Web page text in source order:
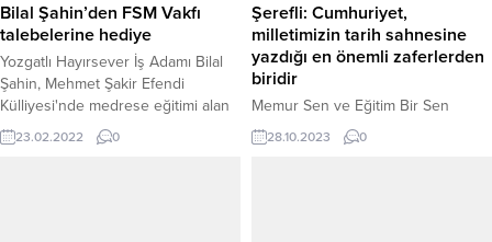
Bilal Şahin’den FSM Vakfı
talebelerine hediye
Yozgatlı Hayırsever İş Adamı Bilal
Şahin, Mehmet Şakir Efendi
Külliyesi'nde medrese eğitimi alan
Fatih Sultan Mehmet Eğitim ve
Yardımlaşma Vakfı öğrencilerine
23.02.2022 0
Şerefli: Cumhuriyet,
milletimizin tarih sahnesine
yazdığı en önemli zaferlerden
biridir
Memur Sen ve Eğitim Bir Sen
Yozgat Şube Başkanı Kenan Şerefli,
büyük bir coşku ve gurur içinde,
28.10.2023 0